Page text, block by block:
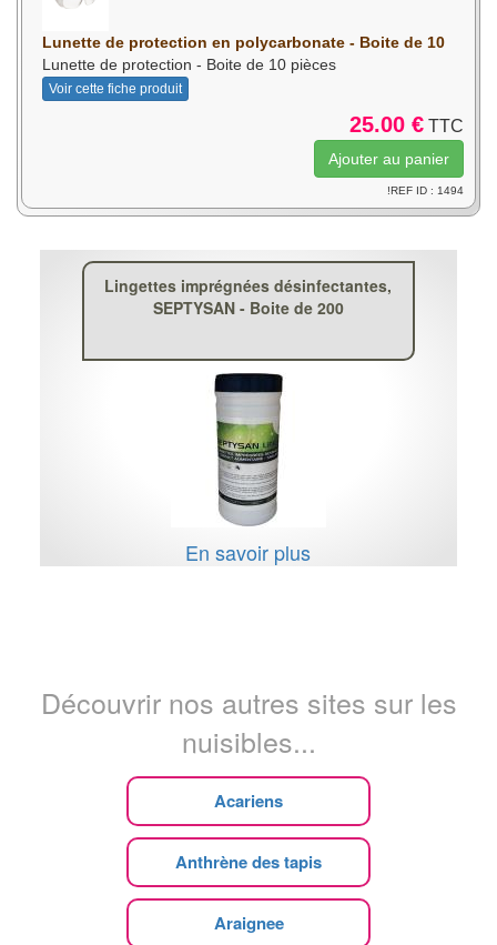
Lunette de protection en polycarbonate - Boite de 10
Lunette de protection - Boite de 10 pièces
Voir cette fiche produit
25.00 € TTC
!REF ID : 1494
Lingettes imprégnées désinfectantes,
SEPTYSAN - Boite de 200
En savoir plus
Découvrir nos autres sites sur les
nuisibles...
Acariens
Anthrène des tapis
Araignee